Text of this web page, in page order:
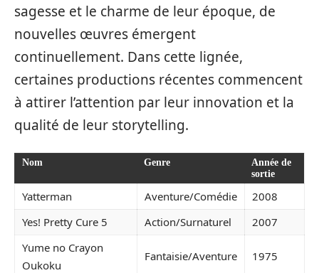
sagesse et le charme de leur époque, de
nouvelles œuvres émergent
continuellement. Dans cette lignée,
certaines productions récentes commencent
à attirer l’attention par leur innovation et la
qualité de leur storytelling.
Nom Genre
Année de
sortie
Yatterman Aventure/Comédie
2008
Yes! Pretty Cure 5
Action/Surnaturel
2007
Yume no Crayon
Oukoku
Fantaisie/Aventure 1975